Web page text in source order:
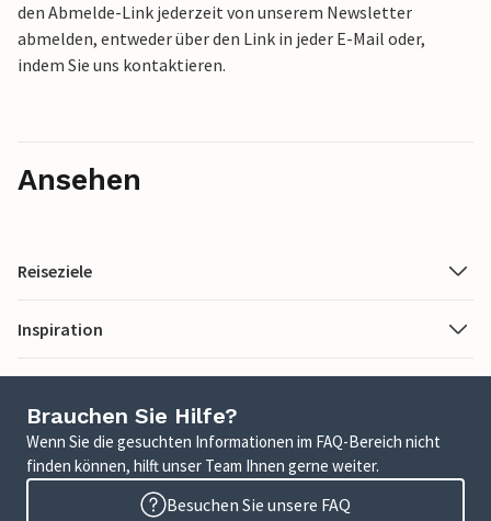
den Abmelde-Link jederzeit von unserem Newsletter
abmelden, entweder über den Link in jeder E-Mail oder,
indem Sie uns kontaktieren.
Ansehen
Reiseziele
Inspiration
Brauchen Sie Hilfe?
Wenn Sie die gesuchten Informationen im FAQ-Bereich nicht
finden können, hilft unser Team Ihnen gerne weiter.
Besuchen Sie unsere FAQ